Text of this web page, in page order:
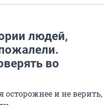
людей,
во
осторожнее и не верить,